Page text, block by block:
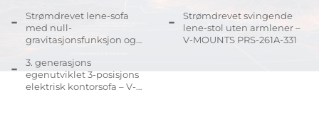
Strømdrevet lene-sofa
med null-
gravitasjonsfunksjon og
MOUNTS PRS-182A-257C
Strømdrevet svingende
lene-stol uten armlener –
V-MOUNTS PRS-261A-331
3. generasjons
egenutviklet 3-posisjons
elektrisk kontorsofa – V-